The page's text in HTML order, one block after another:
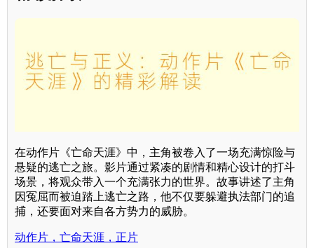
在动作片《亡命天涯》中，主角被卷入了一场充满惊险与
悬疑的逃亡之旅。影片通过紧凑的剧情和精心设计的打斗
场景，将观众带入一个充满张力的世界。故事讲述了主角
因冤屈而被迫踏上逃亡之路，他不仅要躲避执法部门的追
捕，还要面对来自各方势力的威胁。
动作片，亡命天涯，正片